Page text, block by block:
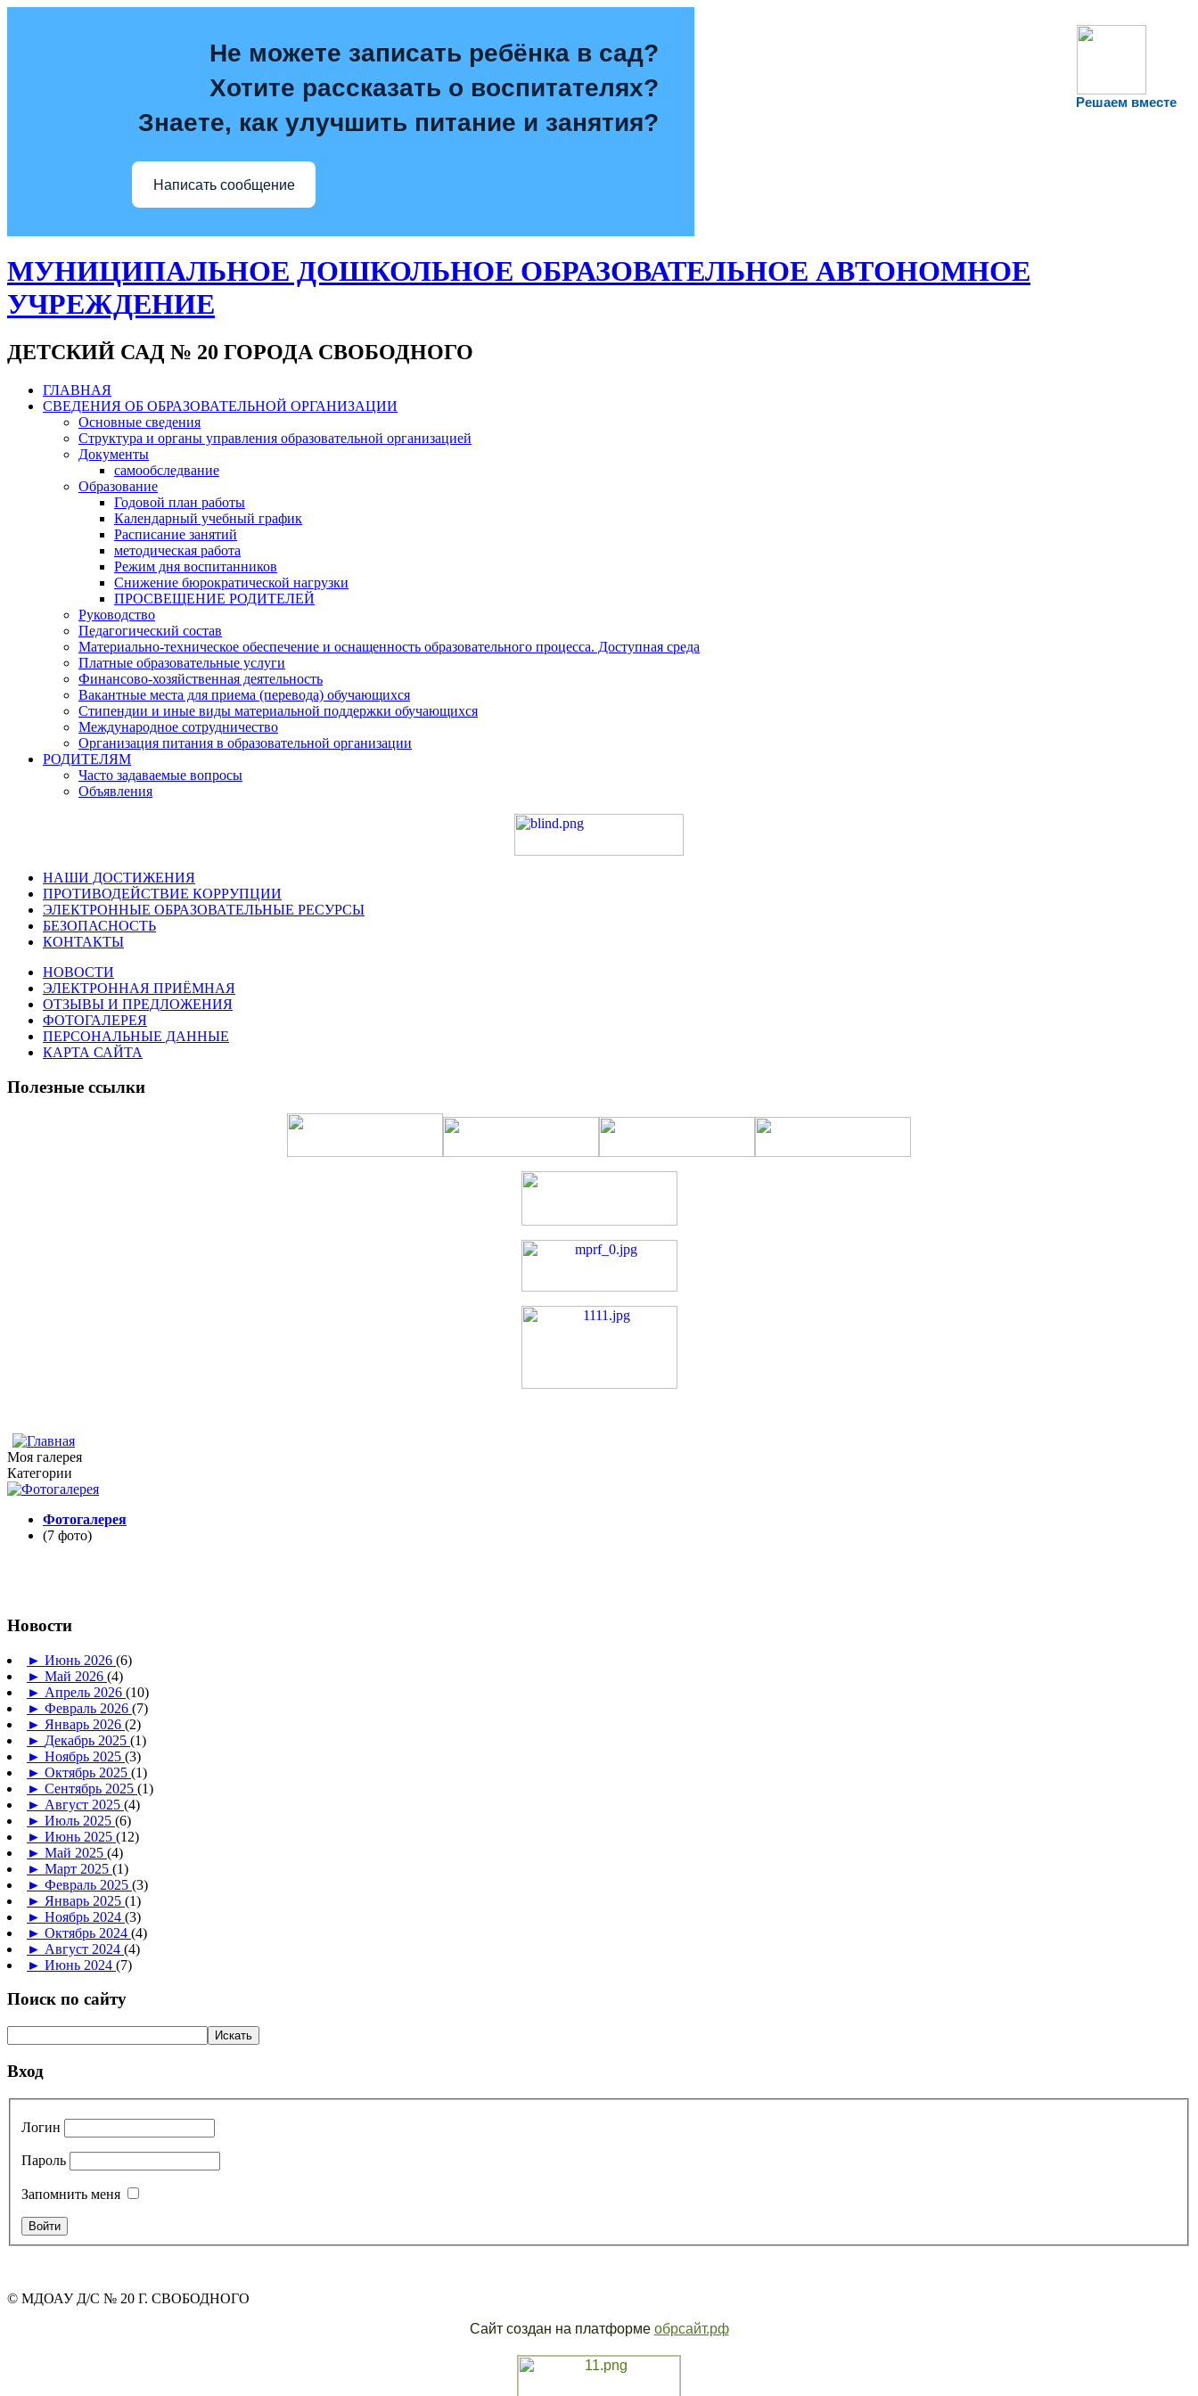
Решаем вместе
Не можете записать ребёнка в сад?
Хотите рассказать о воспитателях?
Знаете, как улучшить питание и занятия?
Написать сообщение
МУНИЦИПАЛЬНОЕ ДОШКОЛЬНОЕ ОБРАЗОВАТЕЛЬНОЕ АВТОНОМНОЕ
УЧРЕЖДЕНИЕ
ДЕТСКИЙ САД № 20 ГОРОДА СВОБОДНОГО
ГЛАВНАЯ
СВЕДЕНИЯ ОБ ОБРАЗОВАТЕЛЬНОЙ ОРГАНИЗАЦИИ
Основные сведения
Структура и органы управления образовательной организацией
Документы
самообследвание
Образование
Годовой план работы
Календарный учебный график
Расписание занятий
методическая работа
Режим дня воспитанников
Снижение бюрократической нагрузки
ПРОСВЕЩЕНИЕ РОДИТЕЛЕЙ
Руководство
Педагогический состав
Материально-техническое обеспечение и оснащенность образовательного процесса. Доступная среда
Платные образовательные услуги
Финансово-хозяйственная деятельность
Вакантные места для приема (перевода) обучающихся
Стипендии и иные виды материальной поддержки обучающихся
Международное сотрудничество
Организация питания в образовательной организации
РОДИТЕЛЯМ
Часто задаваемые вопросы
Объявления
НАШИ ДОСТИЖЕНИЯ
ПРОТИВОДЕЙСТВИЕ КОРРУПЦИИ
ЭЛЕКТРОННЫЕ ОБРАЗОВАТЕЛЬНЫЕ РЕСУРСЫ
БЕЗОПАСНОСТЬ
КОНТАКТЫ
НОВОСТИ
ЭЛЕКТРОННАЯ ПРИЁМНАЯ
ОТЗЫВЫ И ПРЕДЛОЖЕНИЯ
ФОТОГАЛЕРЕЯ
ПЕРСОНАЛЬНЫЕ ДАННЫЕ
КАРТА САЙТА
Полезные ссылки
Моя галерея
Категории
Фотогалерея
(7 фото)
Новости
► Июнь 2026 (6)
► Май 2026 (4)
► Апрель 2026 (10)
► Февраль 2026 (7)
► Январь 2026 (2)
► Декабрь 2025 (1)
► Ноябрь 2025 (3)
► Октябрь 2025 (1)
► Сентябрь 2025 (1)
► Август 2025 (4)
► Июль 2025 (6)
► Июнь 2025 (12)
► Май 2025 (4)
► Март 2025 (1)
► Февраль 2025 (3)
► Январь 2025 (1)
► Ноябрь 2024 (3)
► Октябрь 2024 (4)
► Август 2024 (4)
► Июнь 2024 (7)
Поиск по сайту
Вход
Логин
Пароль
Запомнить меня
© МДОАУ Д/С № 20 Г. СВОБОДНОГО
Сайт создан на платформе обрсайт.рф